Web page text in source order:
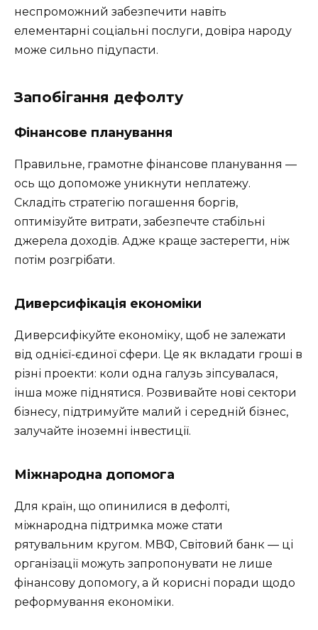
неспроможний забезпечити навіть
елементарні соціальні послуги, довіра народу
може сильно підупасти.
Запобігання дефолту
Фінансове планування
Правильне, грамотне фінансове планування —
ось що допоможе уникнути неплатежу.
Складіть стратегію погашення боргів,
оптимізуйте витрати, забезпечте стабільні
джерела доходів. Адже краще застерегти, ніж
потім розгрібати.
Диверсифікація економіки
Диверсифікуйте економіку, щоб не залежати
від однієї-єдиної сфери. Це як вкладати гроші в
різні проекти: коли одна галузь зіпсувалася,
інша може піднятися. Розвивайте нові сектори
бізнесу, підтримуйте малий і середній бізнес,
залучайте іноземні інвестиції.
Міжнародна допомога
Для країн, що опинилися в дефолті,
міжнародна підтримка може стати
рятувальним кругом. МВФ, Світовий банк — ці
організації можуть запропонувати не лише
фінансову допомогу, а й корисні поради щодо
реформування економіки.